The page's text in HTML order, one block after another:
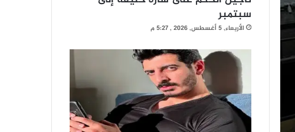
سبتمبر
الأربعاء, 5 أغسطس, 2026 , 5:27 م